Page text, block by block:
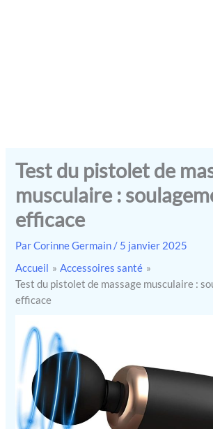
Test du pistolet de
musculaire :
efficace
ParCorinne Germain / 5 janvier 2025
Accueil
Accessoires santé
Test du pistolet de massage musculaire :
efficace